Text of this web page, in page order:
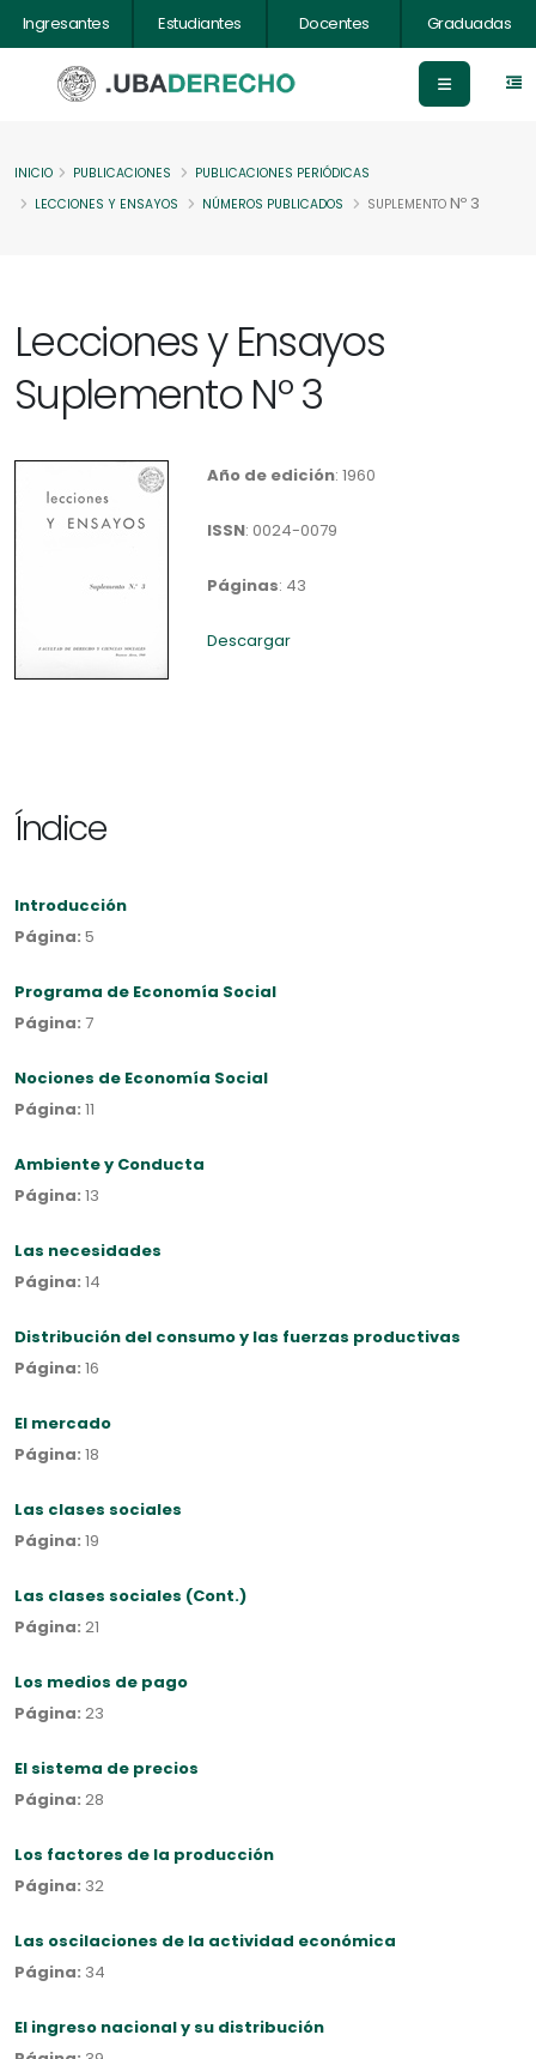
Ingresantes Estudiantes Docentes Graduadas
INICIO PUBLICACIONES
PUBLICACIONES PERIÓDICAS
LECCIONES Y ENSAYOS
NÚMEROS PUBLICADOS SUPLEMENTO Nº 3
Lecciones y Ensayos
Suplemento Nº 3
Año de edición: 1960
ISSN: 0024-0079
Páginas: 43
Descargar
Índice
Introducción
Página: 5
Programa de Economía Social
Página: 7
Nociones de Economía Social
Página: 11
Ambiente y Conducta
Página: 13
Las necesidades
Página: 14
Distribución del consumo y las fuerzas productivas
Página: 16
El mercado
Página: 18
Las clases sociales
Página: 19
Las clases sociales (Cont.)
Página: 21
Los medios de pago
Página: 23
El sistema de precios
Página: 28
Los factores de la producción
Página: 32
Las oscilaciones de la actividad económica
Página: 34
El ingreso nacional y su distribución